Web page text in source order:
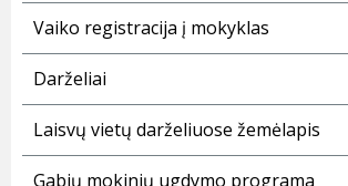
Vaiko registracija į mokyklas
Darželiai
Laisvų vietų darželiuose žemėlapis
Gabių mokinių ugdymo programa